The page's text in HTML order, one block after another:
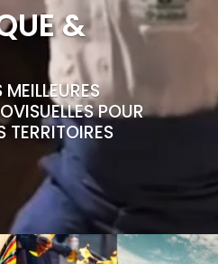
&
POUR
TERRITOIRES